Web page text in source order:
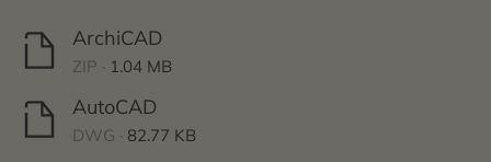
ArchiCAD
ZIP · 1.04 MB
AutoCAD
DWG · 82.77 KB